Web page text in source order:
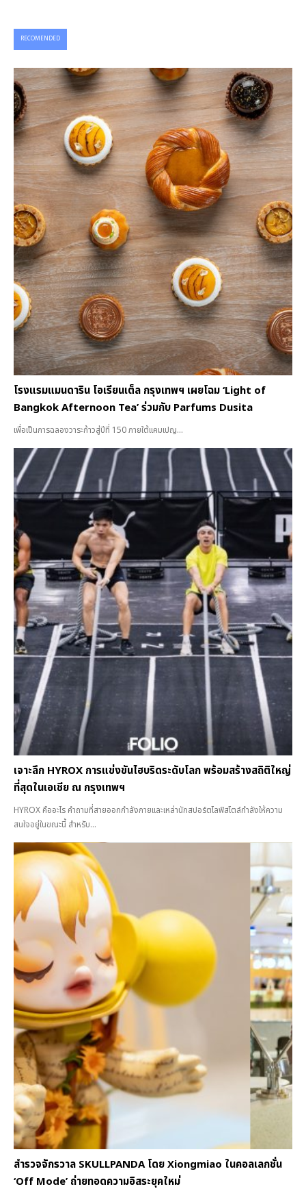
RECOMENDED
โรงแรมแมนดาริน โอเรียนเต็ล กรุงเทพฯ เผยโฉม ‘Light of
Bangkok Afternoon Tea’ ร่วมกับ Parfums Dusita
เพื่อเป็นการฉลองวาระก้าวสู่ปีที่ 150 ภายใต้แคมเปญ...
เจาะลึก HYROX การแข่งขันไฮบริดระดับโลก พร้อมสร้างสถิติใหญ่
ที่สุดในเอเชีย ณ กรุงเทพฯ
HYROX คืออะไร คำถามที่สายออกกำลังกายและเหล่านักสปอร์ตไลฟ์สไตล์กำลังให้ความ
สนใจอยู่ในขณะนี้ สำหรับ...
สำรวจจักรวาล SKULLPANDA โดย Xiongmiao ในคอลเลกชั่น
‘Off Mode’ ถ่ายทอดความอิสระยุคใหม่